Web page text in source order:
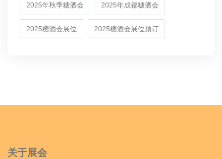
2025年秋季糖酒会 2025年成都糖酒会
2025糖酒会展位 2025糖酒会展位预订
关于展会